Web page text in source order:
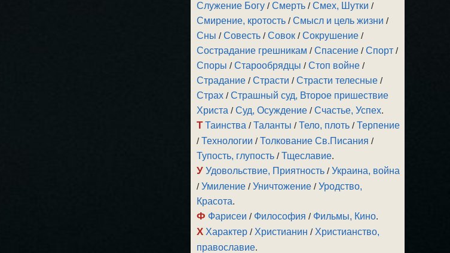
Служение Богу /Смерть /Смех, Шутки /
Смирение, кротость /Смысл и цель жизни /
Сны /Совесть /Совок /Сокрушение /
Сострадание грешникам /Спасение /Спорт /
Споры /Старообрядцы /Стоп войне /
Страдание /Страсти /Страсти телесные /
Страх /Страшный суд, Второе пришествие
Христа /Суд, Осуждение /Счастье, Успех.
Т Таинства /Таланты /Тело, плоть /Терпение
/Технологии /Толкование Св.Писания /
Тупость, глупость /Тщеславие.
У Удовольствие, Приятность /Украина, война
/Умиление /Уничтожение /Уродство,
Красота.
Ф Фарисеи / Философия / Фильмы, Кино.
Х Характер / Христианин / Христианство,
православие.